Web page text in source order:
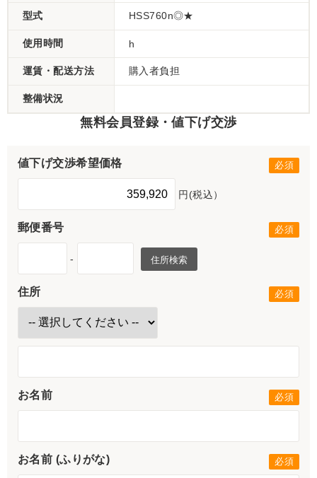
型式 HSS760n◎★
使用時間 h
運賃・配送方法 購入者負担
整備状況
無料会員登録・値下げ交渉
値下げ交渉希望価格
円(税込）
郵便番号
- 住所検索
住所
お名前
お名前 (ふりがな)